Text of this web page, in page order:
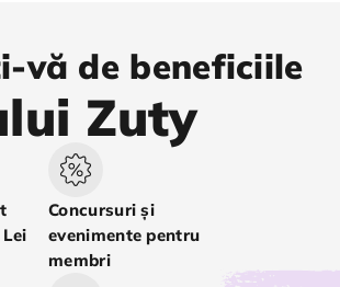
vă de beneficiile
Zuty
Concursuri și
evenimente pentru
membri